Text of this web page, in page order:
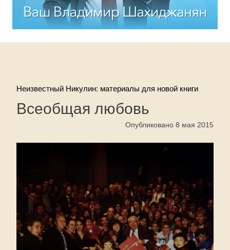
Неизвестный Никулин: материалы для новой книги
Всеобщая любовь
Опубликовано 8 мая 2015